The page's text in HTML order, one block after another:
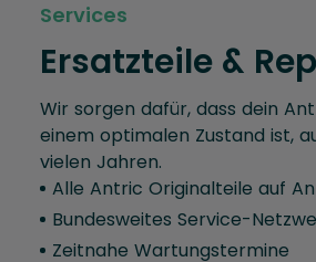
Services
Ersatzteile &
Wir sorgen dafür, dass dein
einem optimalen Zustand ist,
vielen Jahren.
Alle Antric Originalteile auf
Bundesweites Service-
Zeitnahe Wartungstermine